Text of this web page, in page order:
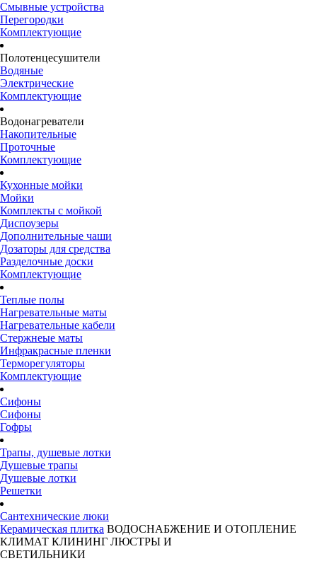
Смывные устройства
Перегородки
Комплектующие
Полотенцесушители
Водяные
Электрические
Комплектующие
Водонагреватели
Накопительные
Проточные
Комплектующие
Кухонные мойки
Мойки
Комплекты с мойкой
Диспоузеры
Дополнительные чаши
Дозаторы для средства
Разделочные доски
Комплектующие
Теплые полы
Нагревательные маты
Нагревательные кабели
Стержнеые маты
Инфракрасные пленки
Терморегуляторы
Комплектующие
Сифоны
Сифоны
Гофры
Трапы, душевые лотки
Душевые трапы
Душевые лотки
Решетки
Сантехнические люки
Керамическая плитка ВОДОСНАБЖЕНИЕ И ОТОПЛЕНИЕ
КЛИМАТ КЛИНИНГ ЛЮСТРЫ И
СВЕТИЛЬНИКИ